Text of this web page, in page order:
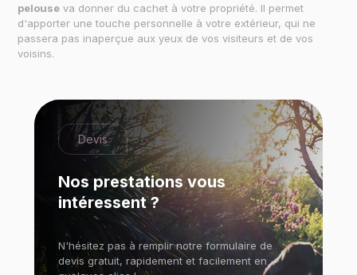
pelouse va donner du cachet à votre propriété. Il permet
d'apporter une touche personnelle à votre extérieur, qui ne
passera pas inaperçue aux yeux de vos visiteurs et de vos
voisins.
Devis
Nos prestations vous
intéressent ?
N'hésitez pas à remplir notre formulaire de
devis gratuit, rapidement et facilement en